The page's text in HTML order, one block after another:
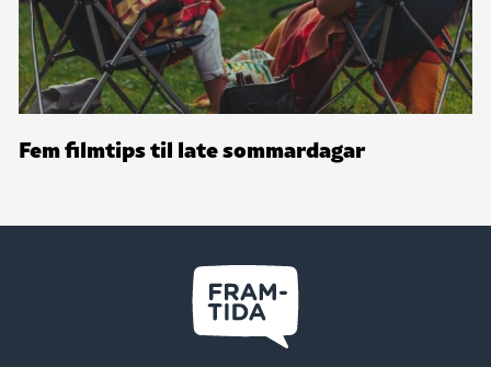
Fem filmtips til late sommardagar